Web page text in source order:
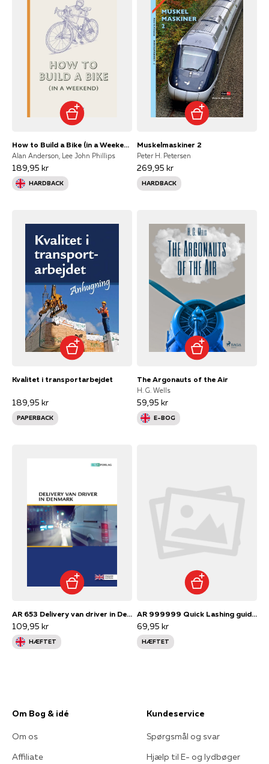
How to Build a Bike (in a Weekend)
Alan Anderson, Lee John Phillips
189,95 kr
HARDBACK
Muskelmaskiner 2
Peter H. Petersen
269,95 kr
HARDBACK
Kvalitet i transportarbejdet
189,95 kr
PAPERBACK
The Argonauts of the Air
H. G. Wells
59,95 kr
E-BOG
AR 653 Delivery van driver in Denmark
109,95 kr
HÆFTET
AR 999999 Quick Lashing guide on safe load securing for road transport
69,95 kr
HÆFTET
Om Bog & idé
Om os
Affiliate
Kundeservice
Spørgsmål og svar
Hjælp til E- og lydbøger